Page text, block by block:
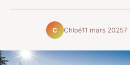
C Chloé11 mars 20257